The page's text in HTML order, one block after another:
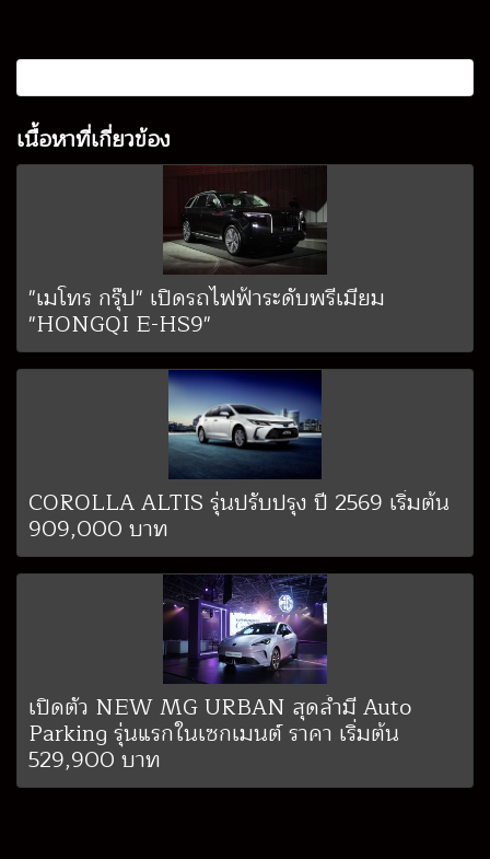
เนื้อหาที่เกี่ยวข้อง
"เมโทร กรุ๊ป" เปิดรถไฟฟ้าระดับพรีเมียม
"HONGQI E-HS9"
COROLLA ALTIS รุ่นปรับปรุง ปี 2569 เริ่มต้น
909,000 บาท
เปิดตัว NEW MG URBAN สุดล้ำมี Auto
Parking รุ่นแรกในเซกเมนต์ ราคา เริ่มต้น
529,900 บาท